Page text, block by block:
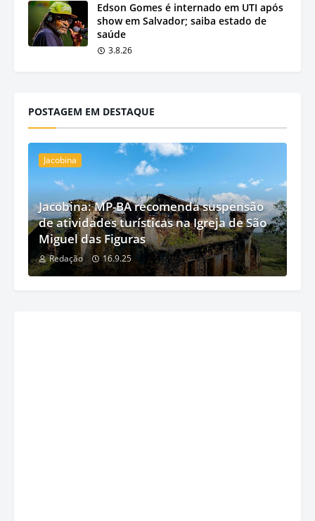
Edson Gomes é internado em UTI após
show em Salvador; saiba estado de
saúde
3.8.26
POSTAGEM EM DESTAQUE
Jacobina
Jacobina: MP-BA recomenda suspensão
de atividades turísticas na Igreja de São
Miguel das Figuras
Redação 16.9.25